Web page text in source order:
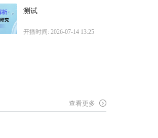
测试
开播时间: 2026-07-14 13:25
查看更多